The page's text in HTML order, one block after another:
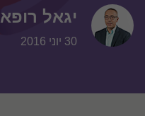
יגאל רופא
30 יוני 2016